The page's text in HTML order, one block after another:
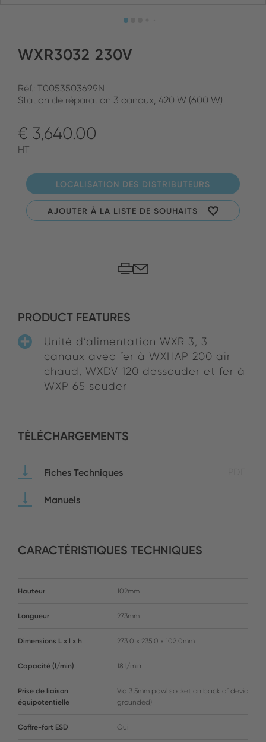
WXR3032 230V
Réf.: T0053503699N
Station de réparation 3 canaux, 420 W (600 W)
€ 3,640.00
HT
LOCALISATION DES DISTRIBUTEURS
AJOUTER À LA LISTE DE SOUHAITS
PRODUCT FEATURES
Unité d’alimentation WXR 3, 3
canaux avec fer à WXHAP 200 air
chaud, WXDV 120 dessouder et fer à
WXP 65 souder
TÉLÉCHARGEMENTS
Fiches Techniques
Manuels
CARACTÉRISTIQUES TECHNIQUES
Hauteur 102mm
Longueur 273mm
Dimensions L x l x h 273.0 x 235.0 x 102.0mm
Capacité (l/min) 18 l/min
Prise de liaison
équipotentielle
Via 3.5mm pawl socket on back of device
grounded)
Coffre-fort ESD Oui